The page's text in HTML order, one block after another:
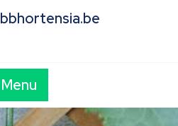
bbhortensia.be
Menu